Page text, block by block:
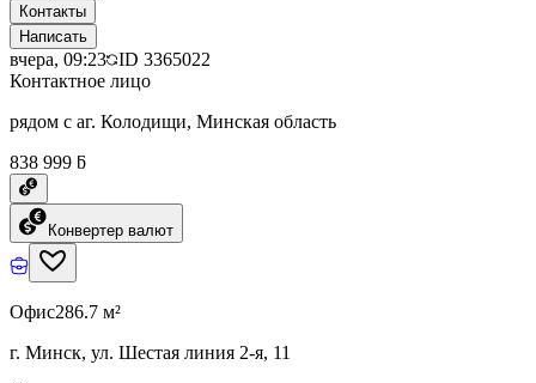
Контакты
Написать
вчера, 09:23 ID 3365022
Контактное лицо
рядом с аг. Колодищи, Минская область
838 999 ƃ
Конвертер валют
Офис286.7 м²
г. Минск, ул. Шестая линия 2-я, 11